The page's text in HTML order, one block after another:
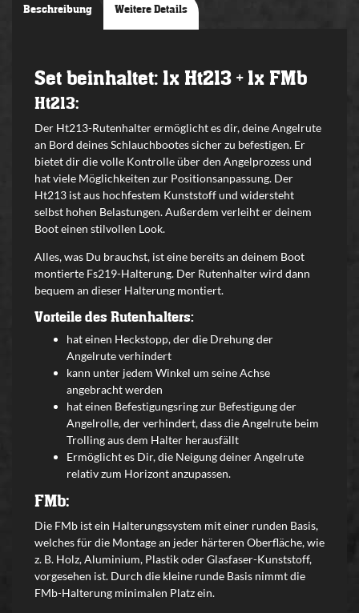
Beschreibung Weitere Details
Set beinhaltet: 1x Ht213 + 1x FMb
Ht213:
Der Ht213-Rutenhalter ermöglicht es dir, deine Angelrute
an Bord deines Schlauchbootes sicher zu befestigen. Er
bietet dir die volle Kontrolle über den Angelprozess und
hat viele Möglichkeiten zur Positionsanpassung. Der
Ht213 ist aus hochfestem Kunststoff und widersteht
selbst hohen Belastungen. Außerdem verleiht er deinem
Boot einen stilvollen Look.
Alles, was Du brauchst, ist eine bereits an deinem Boot
montierte Fs219-Halterung. Der Rutenhalter wird dann
bequem an dieser Halterung montiert.
Vorteile des Rutenhalters:
hat einen Heckstopp, der die Drehung der
Angelrute verhindert
kann unter jedem Winkel um seine Achse
angebracht werden
hat einen Befestigungsring zur Befestigung der
Angelrolle, der verhindert, dass die Angelrute beim
Trolling aus dem Halter herausfällt
Ermöglicht es Dir, die Neigung deiner Angelrute
relativ zum Horizont anzupassen.
FMb:
Die FMb ist ein Halterungssystem mit einer runden Basis,
welches für die Montage an jeder härteren Oberfläche, wie
z. B. Holz, Aluminium, Plastik oder Glasfaser-Kunststoff,
vorgesehen ist. Durch die kleine runde Basis nimmt die
FMb-Halterung minimalen Platz ein.